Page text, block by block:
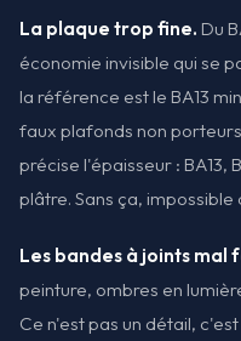
La plaque trop fine. Du
économie invisible qui se
la référence est le BA13
faux plafonds non
précise l'épaisseur : BA13,
plâtre. Sans ça,
Les bandes à joints mal
peinture, ombres en
Ce n'est pas un détail,